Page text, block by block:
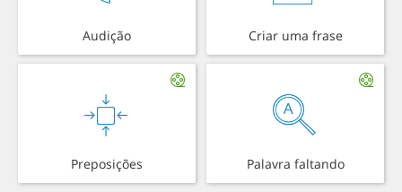
Audição Criar uma frase
Preposições Palavra faltando